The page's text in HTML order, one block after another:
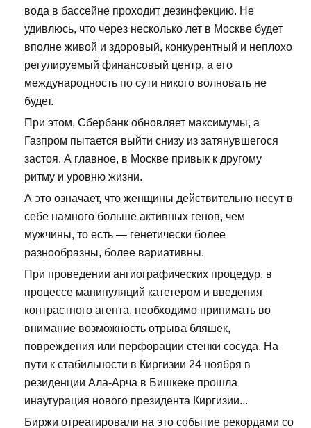
вода в бассейне проходит дезинфекцию. Не
удивлюсь, что через несколько лет в Москве будет
вполне живой и здоровый, конкурентный и неплохо
регулируемый финансовый центр, а его
международность по сути никого волновать не
будет.
При этом, Сбербанк обновляет максимумы, а
Газпром пытается выйти снизу из затянувшегося
застоя. А главное, в Москве привык к другому
ритму и уровню жизни.
А это означает, что женщины действительно несут в
себе намного больше активных генов, чем
мужчины, то есть — генетически более
разнообразны, более вариативны.
При проведении ангиографических процедур, в
процессе манипуляций катетером и введения
контрастного агента, необходимо принимать во
внимание возможность отрыва бляшек,
повреждения или перфорации стенки сосуда. На
пути к стабильности в Киргизии 24 ноября в
резиденции Ала-Арча в Бишкеке прошла
инаугурация нового президента Киргизии...
Биржи отреагировали на это событие рекордами со